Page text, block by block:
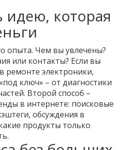
идею, которая
опыта. Чем вы увлечены?
или контакты? Если вы
ремонте электроники,
ключ» – от диагностики
Второй способ –
в интернете: поисковые
обсуждения в
продукты только